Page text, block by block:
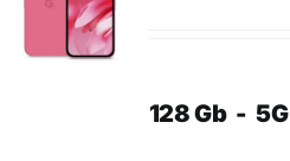
128 Gb - 5G